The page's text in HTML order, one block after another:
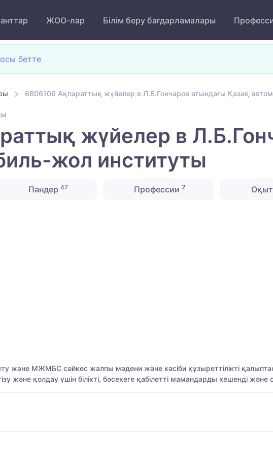
ЖОО-лар Білім беру бағдарламалары
осы бетте
6B06106 Ақпараттық жүйелер в Л.Б.Гончаров атындағы Қазақ
жүйелер в
жол институты
Пәндер 47 Профессии2
және МЖМБС сәйкес жалпы мәдени және кәсіби құзыреттілікті
және қолдау үшін білікті, бәсекеге қабілетті мамандарды кешенді